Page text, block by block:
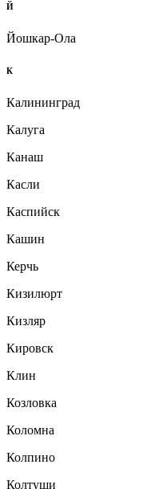
Й
Йошкар-Ола
К
Калининград
Калуга
Канаш
Касли
Каспийск
Кашин
Керчь
Кизилюрт
Кизляр
Кировск
Клин
Козловка
Коломна
Колпино
Колтуши